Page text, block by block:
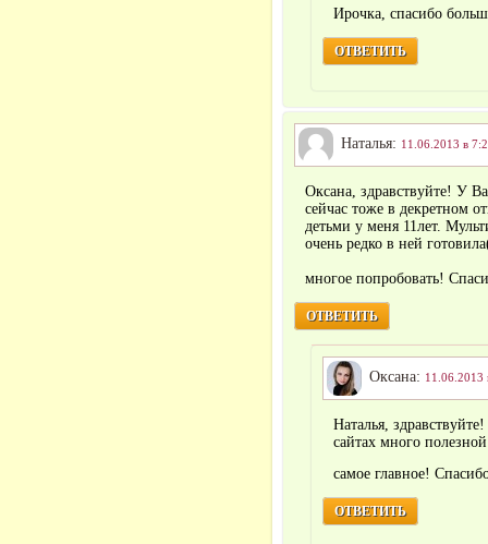
Ирочка, спасибо
ОТВЕТИТЬ
Наталья: 11.06.2013 в
Оксана, здравствуйте! У
сейчас тоже в декретном
детьми у меня 11лет.
очень редко в ней
многое попробовать!
ОТВЕТИТЬ
Оксана: 11.06.2013
Наталья,
сайтах много
самое главное!
ОТВЕТИТЬ